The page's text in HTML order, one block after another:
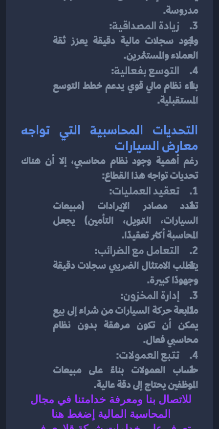
مدروسة.
3. زيادة المصداقية:
وجود سجلات مالية دقيقة يعزز ثقة
العملاء والمستثمرين.
4. التوسع بفعالية:
بناء نظام مالي قوي يدعم خطط التوسع
المستقبلية.
معارض السيارات
تحديات تواجه هذا القطاع:
1. تعقيد العمليات:
المحاسبة أكثر تعقيدًا.
2. التعامل مع الضرائب:
يتطلب الامتثال الضريبي سجلات دقيقة
وجهودًا كبيرة.
3. إدارة المخزون:
متابعة حركة السيارات من شراء إلى بيع
محاسبي فعال.
4. تتبع العمولات:
الموظفين يحتاج إلى دقة عالية.
المحاسبة المالية إضغط هنا